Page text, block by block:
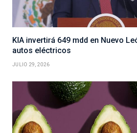
KIA invertirá 649 mdd en Nuevo
autos eléctricos
JULIO 29, 2026